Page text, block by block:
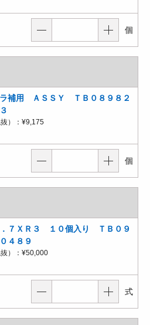
個
ラ補用 ＡＳＳＹ ＴＢ０８９８２
）： ¥9,175
個
７ＸＲ３ １０個入り ＴＢ０９
４８９
）： ¥50,000
式